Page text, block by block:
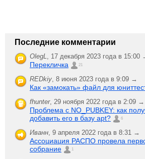
Последние комментарии
OlegL, 17 декабря 2023 года в 15:00
Перекличка 21
REDkiy, 8 июня 2023 года в 9:09 →
Как «замокать» файл для
fhunter, 29 ноября 2022 года в 2:09 →
Проблема с NO_PUBKEY: как
добавить его в базу apt?
6
Иванн, 9 апреля 2022 года в 8:31 →
Ассоциация РАСПО провела
собрание
1